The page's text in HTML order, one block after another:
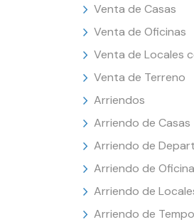
Venta de Casas
Venta de Oficinas
Venta de Locales
Venta de Terreno
Arriendos
Arriendo de Casas
Arriendo de
Arriendo de
Arriendo de
Arriendo de